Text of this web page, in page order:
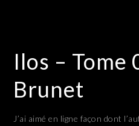
Ilos – Tome
Brunet
J’ai aimé en ligne façon dont